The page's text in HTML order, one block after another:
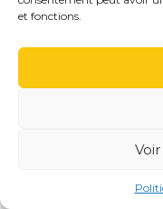
et fonctions.Rédaction
Une